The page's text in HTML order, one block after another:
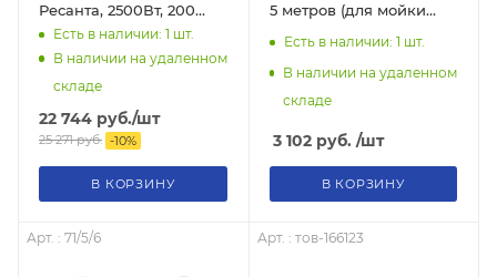
Ресанта, 2500Вт, 200
бар, (ФОРСУНКИ),
возможность забора
Есть в наличии: 1 шт.
В наличии на удаленном
складе
22 744 руб./шт
25 271руб. -10%
В КОРЗИНУ
5 метров (для мойки
Есть в наличии: 1 шт.
В наличии на удаленном
складе
3 102руб. /шт
В КОРЗИНУ
Арт. : 71/5/6 Арт. : тов-166123